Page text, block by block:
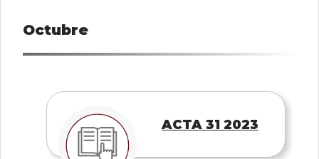
Octubre
ACTA 31 2023